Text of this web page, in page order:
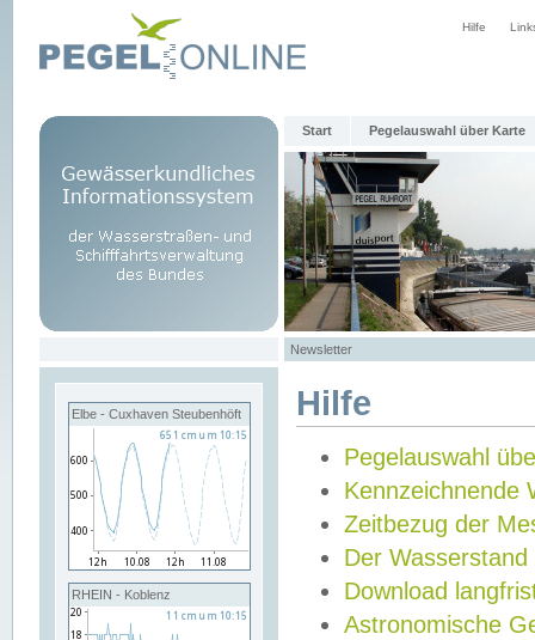
Hilfe
Start Pegelauswahl über Karte
Newsletter
Elbe - Cuxhaven Steubenhöft
RHEIN - Koblenz
Hilfe
Pegelauswahl
Kennzeichnende
Zeitbezug der
Der Wasserstand
Download
Astronomische